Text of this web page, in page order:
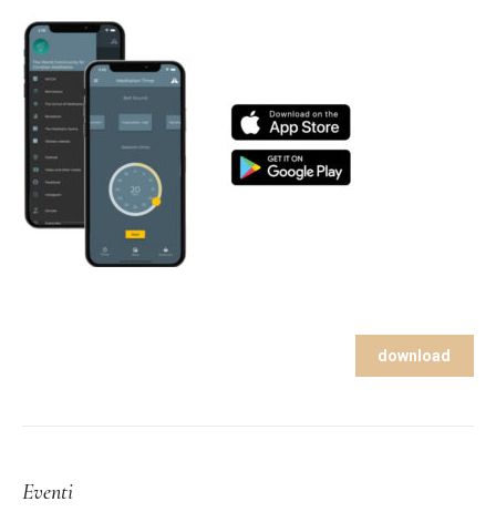
download
Eventi